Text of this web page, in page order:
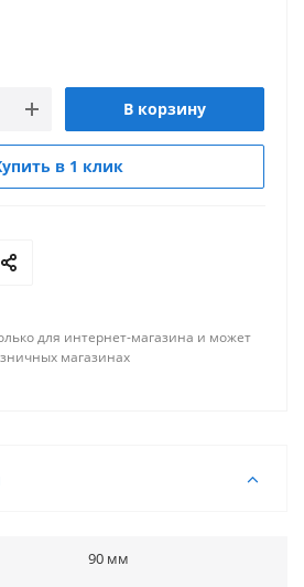
В корзину
в 1 клик
для интернет-магазина и может
магазинах
90 мм